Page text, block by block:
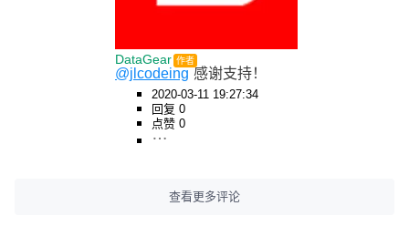
DataGear 作者
@jlcodeing 感谢支持！
2020-03-11 19:27:34
回复 0
点赞 0
查看更多评论